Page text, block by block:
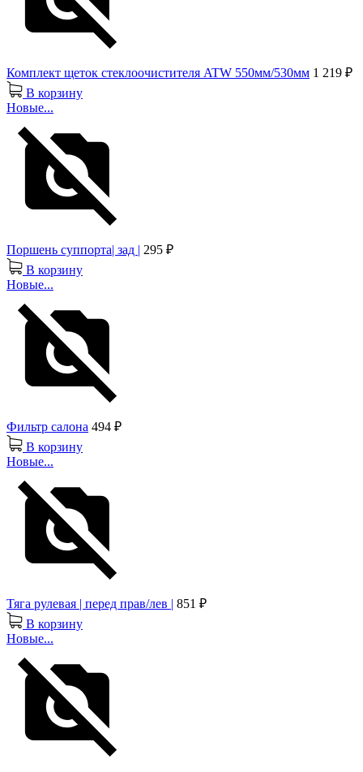
Комплект щеток стеклоочистителя ATW 550мм/530мм 1 219 ₽
В корзину
Новые...
Поршень суппорта| зад | 295 ₽
В корзину
Новые...
Фильтр салона 494 ₽
В корзину
Новые...
Тяга рулевая | перед прав/лев | 851 ₽
В корзину
Новые...